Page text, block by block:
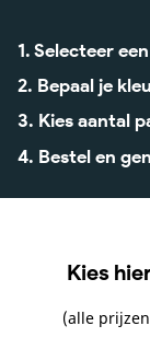
1. Selecteer
2. Bepaal je
3. Kies aantal
4. Bestel en
Kies
(alle